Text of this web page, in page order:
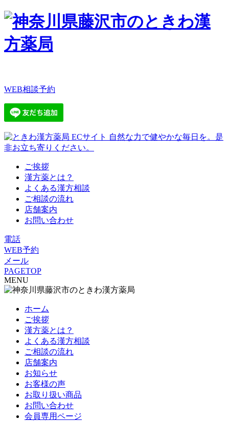
WEB相談予約
ご挨拶
漢方薬とは？
よくある漢方相談
ご相談の流れ
店舗案内
お問い合わせ
電話
WEB予約
メール
PAGETOP
MENU
ホーム
ご挨拶
漢方薬とは？
よくある漢方相談
ご相談の流れ
店舗案内
お知らせ
お客様の声
お取り扱い商品
お問い合わせ
会員専用ページ